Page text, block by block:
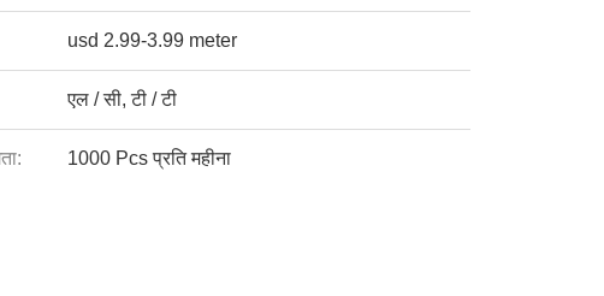
usd 2.99-3.99 meter
एल / सी, टी / टी
1000 Pcs प्रति महीना